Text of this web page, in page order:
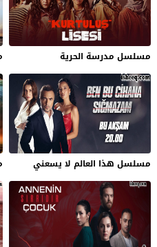
مسلسل مدرسة الحرية
مسلسل ‏هذا العالم لا يسعني